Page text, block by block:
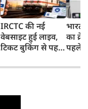
IRCTC की नई
वेबसाइट हुई लाइव,
टिकट बुकिंग से पहले
काम, जानें पूरा
भारत
का
पहले
और